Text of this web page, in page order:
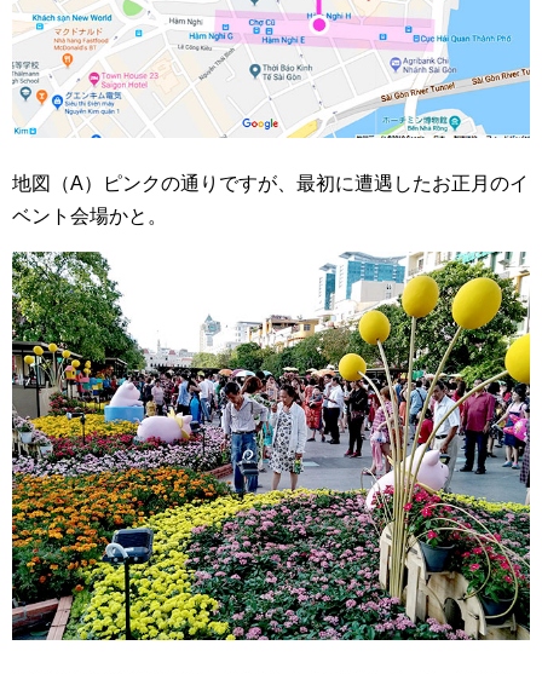
地図（A）ピンクの通りですが、最初に遭遇したお正月のイ
ベント会場かと。